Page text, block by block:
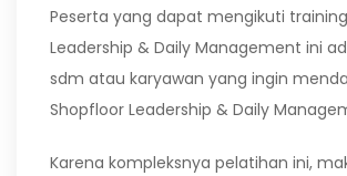
Peserta yang dapat mengikuti
Leadership & Daily Management ini
sdm atau karyawan yang ingin
Shopfloor Leadership & Daily
Karena kompleksnya pelatihan ini,